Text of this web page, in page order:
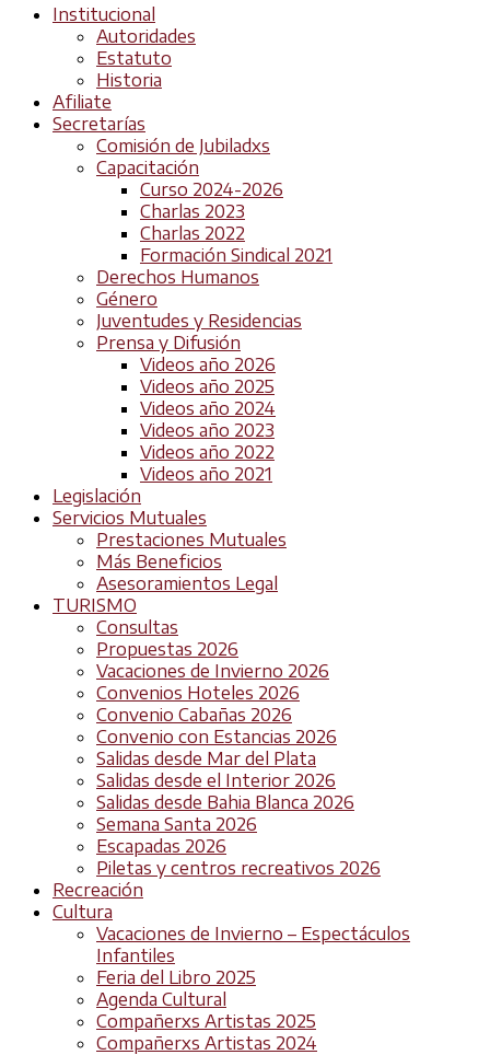
Institucional
Autoridades
Estatuto
Historia
Afiliate
Secretarías
Comisión de Jubiladxs
Capacitación
Curso 2024-2026
Charlas 2023
Charlas 2022
Formación Sindical 2021
Derechos Humanos
Género
Juventudes y Residencias
Prensa y Difusión
Videos año 2026
Videos año 2025
Videos año 2024
Videos año 2023
Videos año 2022
Videos año 2021
Legislación
Servicios Mutuales
Prestaciones Mutuales
Más Beneficios
Asesoramientos Legal
TURISMO
Consultas
Propuestas 2026
Vacaciones de Invierno 2026
Convenios Hoteles 2026
Convenio Cabañas 2026
Convenio con Estancias 2026
Salidas desde Mar del Plata
Salidas desde el Interior 2026
Salidas desde Bahia Blanca 2026
Semana Santa 2026
Escapadas 2026
Piletas y centros recreativos 2026
Recreación
Cultura
Vacaciones de Invierno – Espectáculos
Infantiles
Feria del Libro 2025
Agenda Cultural
Compañerxs Artistas 2025
Compañerxs Artistas 2024